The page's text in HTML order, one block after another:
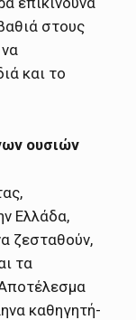
στους
και το
ουσιών
Ελλάδα,
ζεσταθούν,
τα
καθηγητή-